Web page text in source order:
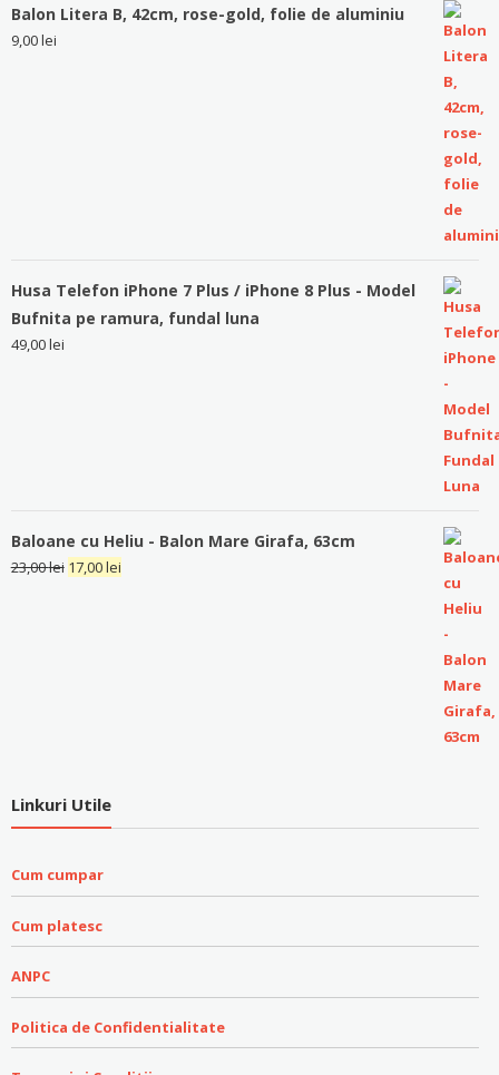
Balon Litera B, 42cm, rose-gold, folie de aluminiu
9,00lei
Husa Telefon iPhone 7 Plus / iPhone 8 Plus - Model
Bufnita pe ramura, fundal luna
49,00lei
Baloane cu Heliu - Balon Mare Girafa, 63cm
23,00lei 17,00lei
Linkuri Utile
Cum cumpar
Cum platesc
ANPC
Politica de Confidentialitate